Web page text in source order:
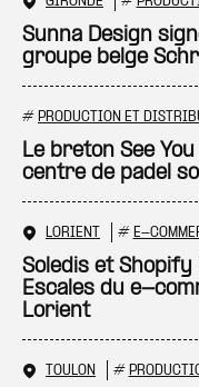
Sunna Design
groupe belge
# PRODUCTION ET
Le breton See
centre de padel
LORIENT # E-
Soledis et
Escales du e-
Lorient
TOULON #